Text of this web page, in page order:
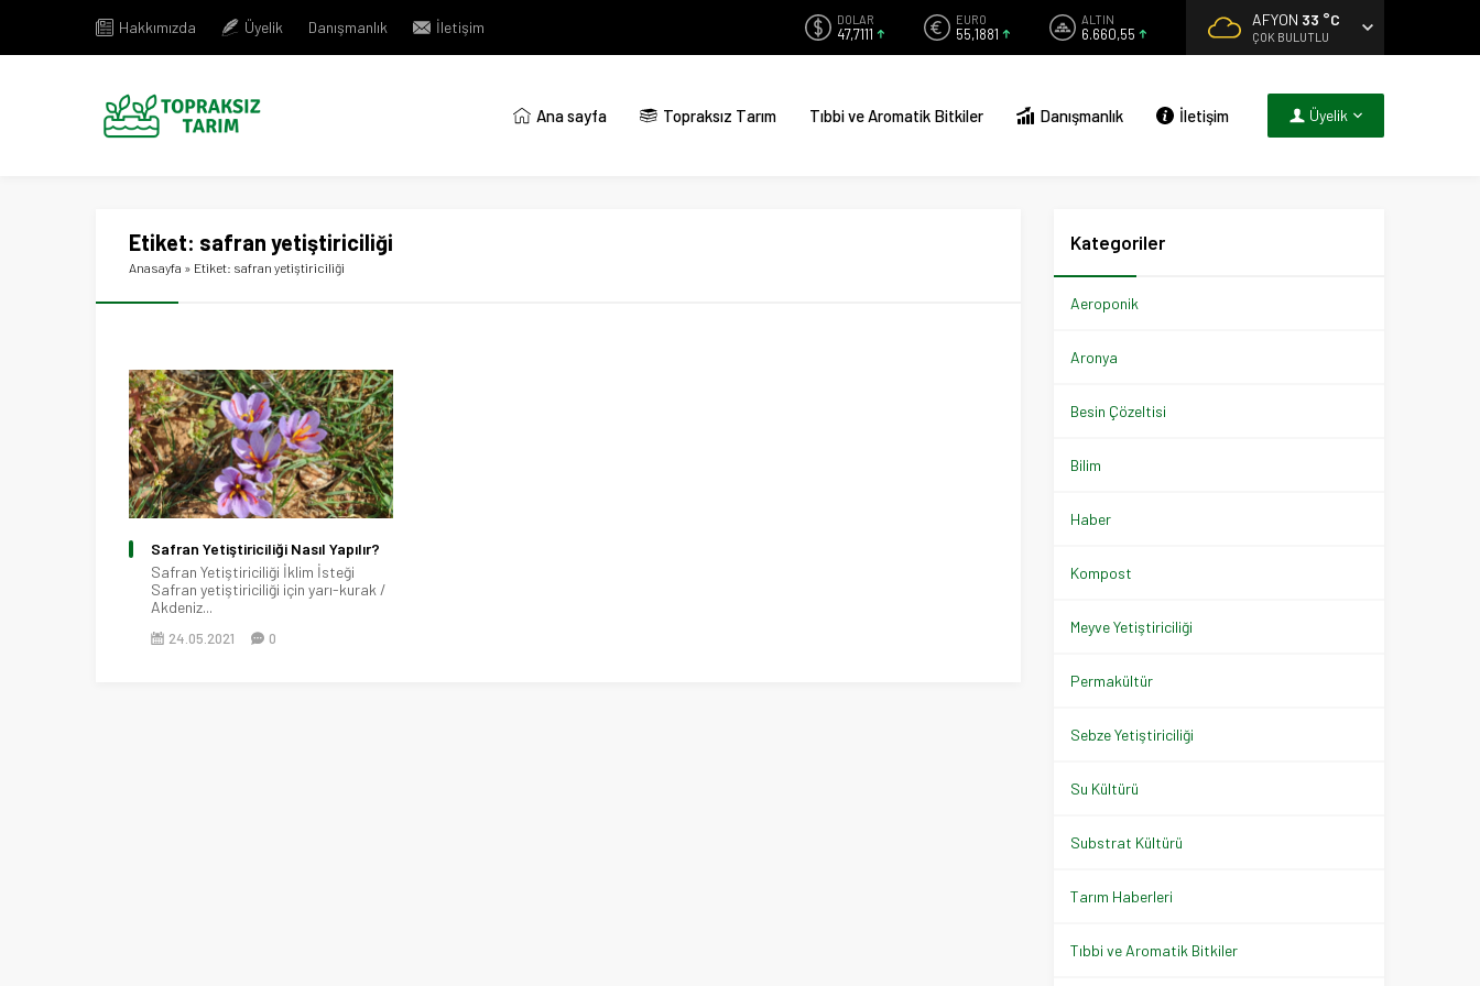
Hakkımızda Üyelik Danışmanlık İletişim DOLAR
47,7111
EURO
55,1881
ALTIN
6.660,55
AFYON 33 °C
ÇOK BULUTLU
Ana sayfa Topraksız Tarım Tıbbi ve Aromatik Bitkiler Danışmanlık İletişim Üyelik
Etiket: safran yetiştiriciliği
Anasayfa » Etiket: safran yetiştiriciliği
Safran Yetiştiriciliği Nasıl Yapılır?
Safran Yetiştiriciliği İklim İsteği
Safran yetiştiriciliği için yarı-kurak /
Akdeniz...
24.05.2021 0
Kategoriler
Aeroponik
Aronya
Besin Çözeltisi
Bilim
Haber
Kompost
Meyve Yetiştiriciliği
Permakültür
Sebze Yetiştiriciliği
Su Kültürü
Substrat Kültürü
Tarım Haberleri
Tıbbi ve Aromatik Bitkiler